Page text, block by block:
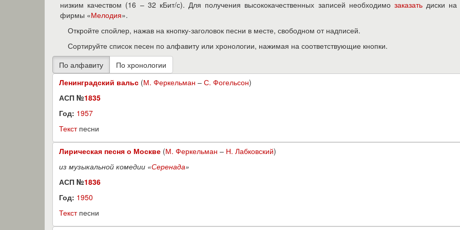
низким качеством (16 – 32 кБит/с). Для получения высококачественных записей необходимо заказатьдиски на
фирмы «Мелодия».
Откройте спойлер, нажав на кнопку-заголовок песни в месте, свободном от надписей.
Сортируйте список песен по алфавиту или хронологии, нажимая на соответствующие кнопки.
Ленинградский вальс (М. Феркельман – С. Фогельсон)
АСП №1835
Год: 1957
Текстпесни
Лирическая песня о Москве (М. Феркельман – Н. Лабковский)
из музыкальной комедии «Серенада»
АСП №1836
Год: 1950
Текстпесни